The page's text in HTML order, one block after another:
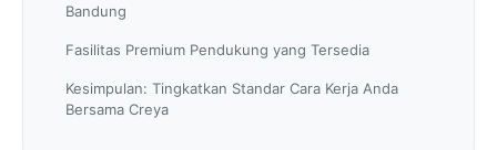
Bandung
Fasilitas Premium Pendukung yang Tersedia
Kesimpulan: Tingkatkan Standar Cara Kerja Anda
Bersama Creya